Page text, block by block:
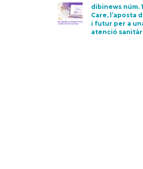
dibinews núm.
Care, l’aposta
i futur per a
atenció